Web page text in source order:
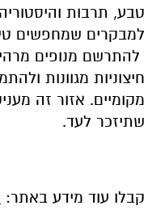
טבע, תרבות
למבקרים שמחפשים
להתרשם מנופים
חיצוניות מגוונות
מקומיים. אזור זה
שתיזכר לעד.
קבלו עוד מידע באתר: